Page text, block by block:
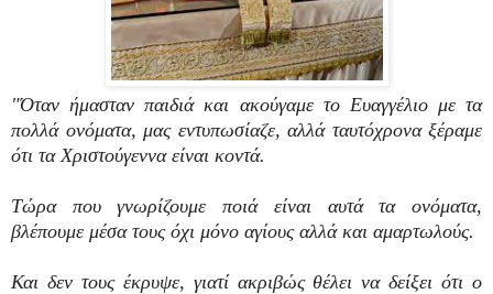
"Όταν ήμασταν παιδιά και ακούγαμε το Ευαγγέλιο με τα
πολλά ονόματα, μας εντυπωσίαζε, αλλά ταυτόχρονα ξέραμε
ότι τα Χριστούγεννα είναι κοντά.
Τώρα που γνωρίζουμε ποιά είναι αυτά τα ονόματα,
βλέπουμε μέσα τους όχι μόνο αγίους αλλά και αμαρτωλούς.
Και δεν τους έκρυψε, γιατί ακριβώς θέλει να δείξει ότι ο